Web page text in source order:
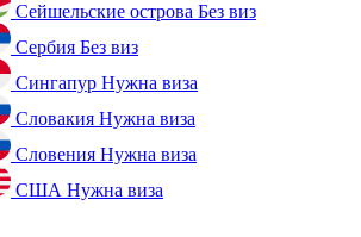
Сейшельские острова Без виз
Сербия Без виз
Сингапур Нужна виза
Словакия Нужна виза
Словения Нужна виза
США Нужна виза